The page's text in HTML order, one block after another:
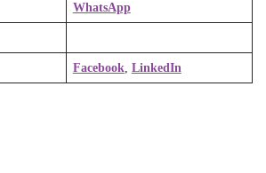
WhatsApp
Facebook, LinkedIn